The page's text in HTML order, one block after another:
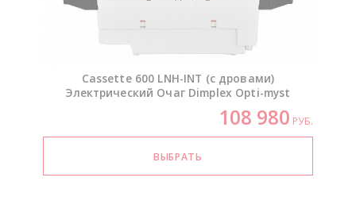
Cassette 600 LNH-INT (с дровами)
Электрический Очаг Dimplex Opti-myst
108 980 РУБ.